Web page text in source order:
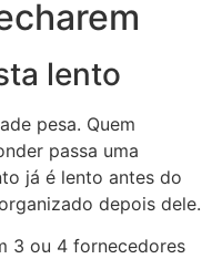
lento
pesa. Quem
passa uma
já é lento antes do
depois dele.
3 ou 4 fornecedores